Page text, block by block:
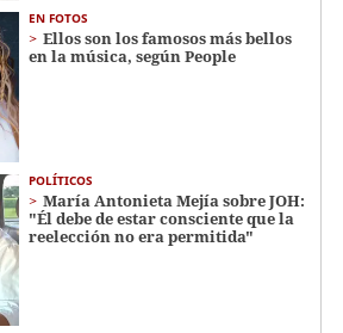
EN FOTOS
Ellos son los famosos más bellos
en la música, según People
POLÍTICOS
María Antonieta Mejía sobre JOH:
"Él debe de estar consciente que la
reelección no era permitida"